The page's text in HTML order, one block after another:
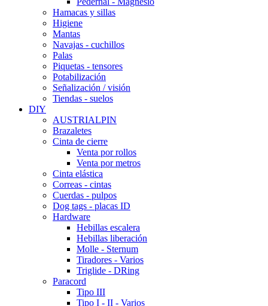
Hamacas y sillas
Higiene
Mantas
Navajas - cuchillos
Palas
Piquetas - tensores
Potabilización
Señalización / visión
Tiendas - suelos
DIY
AUSTRIALPIN
Brazaletes
Cinta de cierre
Venta por rollos
Venta por metros
Cinta elástica
Correas - cintas
Cuerdas - pulpos
Dog tags - placas ID
Hardware
Hebillas escalera
Hebillas liberación
Molle - Sternum
Tiradores - Varios
Triglide - DRing
Paracord
Tipo III
Tipo I - II - Varios